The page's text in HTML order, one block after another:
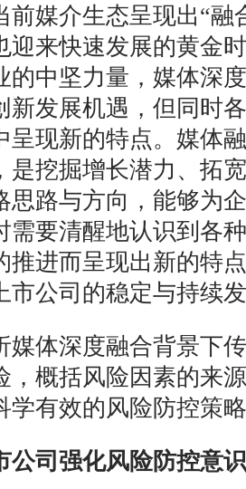
前媒介生态呈现出“融
迎来快速发展的黄金
的中坚力量，媒体深
新发展机遇，但同时
呈现新的特点。媒体
是挖掘增长潜力、拓
思路与方向，能够为
需要清醒地认识到各
推进而呈现出新的特
市公司的稳定与持续
体深度融合背景下传
，概括风险因素的来
学有效的风险防控策
司强化风险防控意识